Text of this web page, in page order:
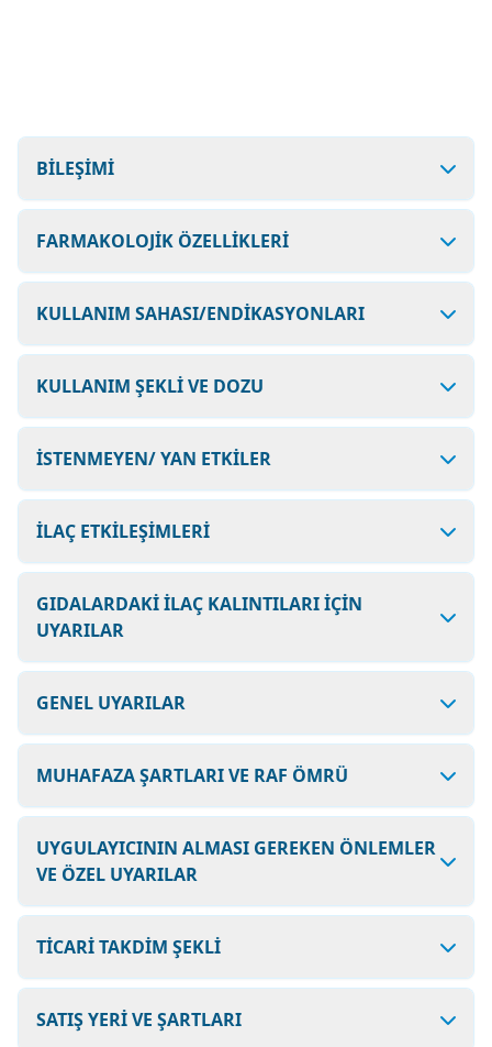
BİLEŞİMİ
FARMAKOLOJİK ÖZELLİKLERİ
KULLANIM SAHASI/ENDİKASYONLARI
KULLANIM ŞEKLİ VE DOZU
İSTENMEYEN/ YAN ETKİLER
İLAÇ ETKİLEŞİMLERİ
GIDALARDAKİ İLAÇ KALINTILARI İÇİN
UYARILAR
GENEL UYARILAR
MUHAFAZA ŞARTLARI VE RAF ÖMRÜ
UYGULAYICININ ALMASI GEREKEN ÖNLEMLER
VE ÖZEL UYARILAR
TİCARİ TAKDİM ŞEKLİ
SATIŞ YERİ VE ŞARTLARI